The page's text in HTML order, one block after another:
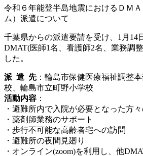
令和６年能登半島地震におけるＤＭ
ム）派遣について
千葉県からの派遣要請を受け、1月14
DMAT(医師1名、看護師2名、業務調
した。
派 遣 先：輪島市保健医療福祉調整
校、輪島市立町野小学校
活動内容 ：
・避難所内で入院が必要となった方
・薬剤師業務のサポート
・歩行不可能な高齢者宅への訪問
・避難所の夜間見廻り
・オンライン(zoom)を利用し、他